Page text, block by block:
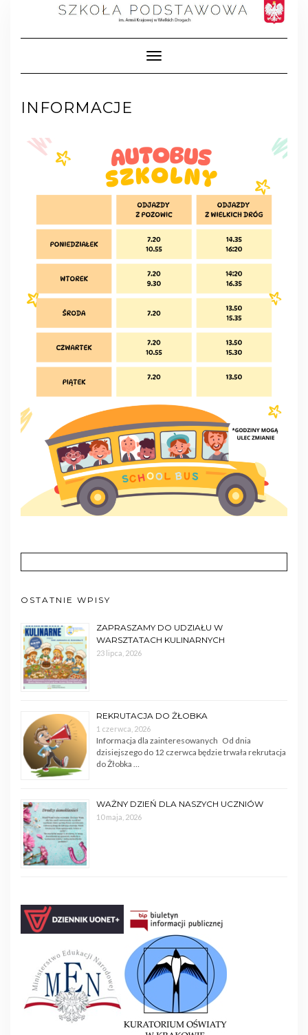
Toggle Navigation
INFORMACJE
OSTATNIE WPISY
ZAPRASZAMY DO UDZIAŁU W
WARSZTATACH KULINARNYCH
23 lipca, 2026
REKRUTACJA DO ŻŁOBKA
1 czerwca, 2026
Informacja dla zainteresowanych Od dnia
dzisiejszego do 12 czerwca będzie trwała rekrutacja
do Żłobka …
WAŻNY DZIEŃ DLA NASZYCH UCZNIÓW
10 maja, 2026